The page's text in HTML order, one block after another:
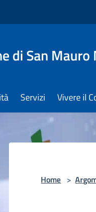
di San
Servizi Vivere il
Home >